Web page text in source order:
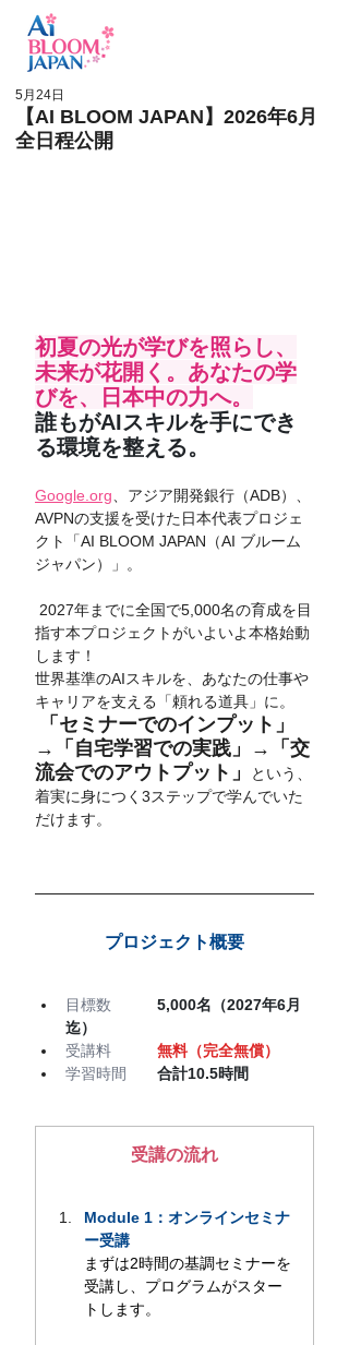
【AI BLOOM JAPAN】2026年6月
全日程公開
5月24日
初夏の光が学びを照らし、
未来が花開く。あなたの学
びを、日本中の力へ。
誰もがAIスキルを手にでき
る環境を整える。
Google.org 、アジア開発銀行（ADB）、
AVPNの支援を受けた日本代表プロジェ
クト「AI BLOOM JAPAN（AI ブルーム
ジャパン）」。
2027年までに全国で5,000名の育成を目
指す本プロジェクトがいよいよ本格始動
します！
世界基準のAIスキルを、あなたの仕事や
キャリアを支える「頼れる道具」に。
「セミナーでのインプット」
→「自宅学習での実践」→「交
流会でのアウトプット」
という、
着実に身につく3ステップで学んでいた
だけます。
プロジェクト概要
目標数 5,000名（2027年6月
迄）
受講料 無料（完全無償）
学習時間 合計10.5時間
受講の流れ
Module 1：オンラインセミナ
ー受講
まずは2時間の基調セミナーを
受講し、プログラムがスター
トします。